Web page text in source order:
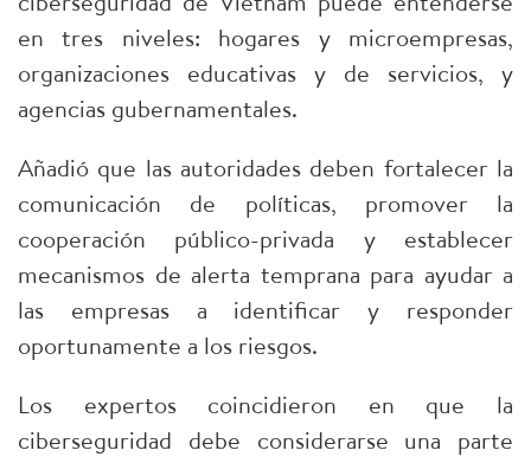
en tres niveles: hogares y microempresas,
organizaciones educativas y de servicios, y
agencias gubernamentales.​
Añadió que las autoridades deben fortalecer la
comunicación de políticas, promover la
cooperación público-privada y establecer
mecanismos de alerta temprana para ayudar a
las empresas a identificar y responder
oportunamente a los riesgos.​
Los expertos coincidieron en que la
ciberseguridad debe considerarse una parte